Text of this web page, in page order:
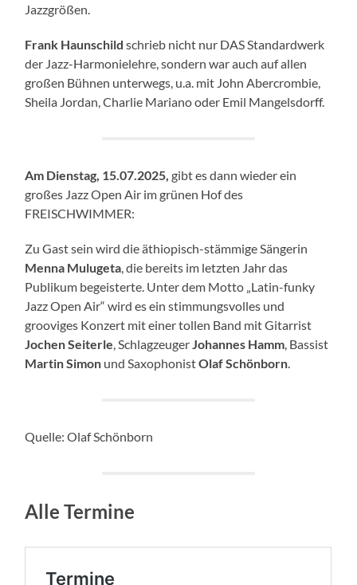
Jazzgrößen.
Frank Haunschild schrieb nicht nur DAS Standardwerk
der Jazz-Harmonielehre, sondern war auch auf allen
großen Bühnen unterwegs, u.a. mit John Abercrombie,
Sheila Jordan, Charlie Mariano oder Emil Mangelsdorff.
Am Dienstag, 15.07.2025, gibt es dann wieder ein
großes Jazz Open Air im grünen Hof des
FREISCHWIMMER:
Zu Gast sein wird die äthiopisch-stämmige Sängerin
Menna Mulugeta , die bereits im letzten Jahr das
Publikum begeisterte. Unter dem Motto „Latin-funky
Jazz Open Air“ wird es ein stimmungsvolles und
grooviges Konzert mit einer tollen Band mit Gitarrist
Jochen Seiterle , Schlagzeuger Johannes Hamm , Bassist
Martin Simon und SaxophonistOlaf Schönborn
Quelle: Olaf Schönborn
Alle Termine